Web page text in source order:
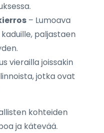
– Lumoava
paljastaen
vierailla joissakin
jotka ovat
kohteiden
ja kätevää.